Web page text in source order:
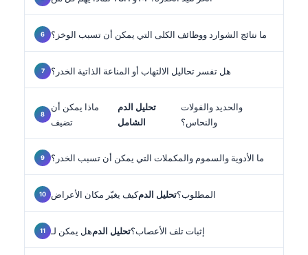
ما نتائج الشوارد ووظائف الكلى التي يمكن أن تسبب الوخز؟
هل تفسر تحاليل الالتهاب أو المناعة الذاتية الخدر؟
ماذا يمكن أن
تضيف
تحليل الدم
الشامل
والحديد والفولات
والنحاس؟
ما الأدوية والسموم والمكملات التي يمكن أن تسبب الخدر؟
كيف يغيّر مكان الأعراضتحليل الدمالمطلوب؟
هل يمكن لـتحليل الدمإثبات تلف الأعصاب؟